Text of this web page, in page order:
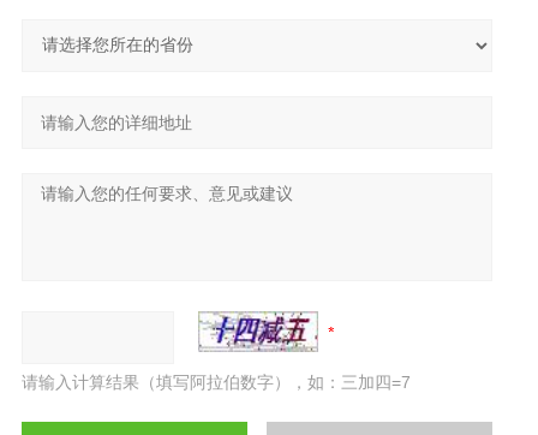
请输入计算结果（填写阿拉伯数字），如：三加四=7